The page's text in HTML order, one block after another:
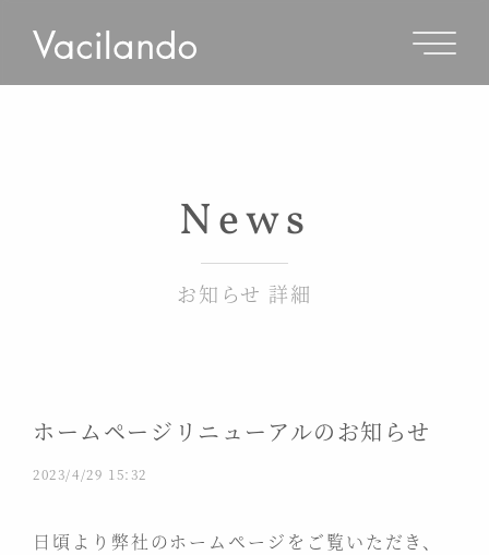
News
お知らせ 詳細
ホームページリニューアルのお知らせ
2023/4/29 15:32
日頃より弊社のホームページをご覧いただき、